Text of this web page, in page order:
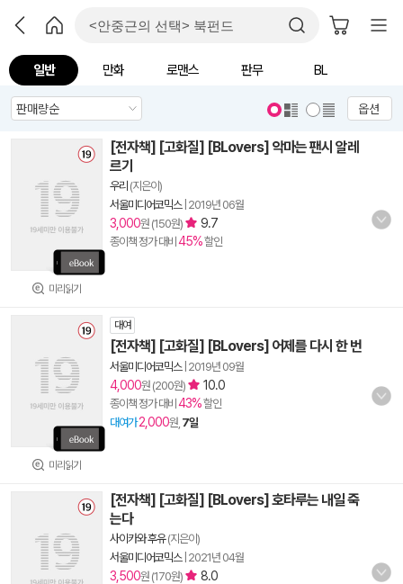
일반 만화 로맨스 판무 BL
옵션
미리읽기
[전자책] [고화질] [BLovers] 악마는 팬시 알레
르기
우리 (지은이)
서울미디어코믹스| 2019년 06월
3,000원 (150원) 9.7
종이책 정가 대비 45%할인
미리읽기
대여
[전자책] [고화질] [BLovers] 어제를 다시 한 번
서울미디어코믹스| 2019년 09월
4,000원 (200원) 10.0
종이책 정가 대비 43%할인
대여가 2,000원, 7일
[전자책] [고화질] [BLovers] 호타루는 내일 죽
는다
사이카와 후유(지은이)
서울미디어코믹스| 2021년 04월
3,500원 (170원) 8.0